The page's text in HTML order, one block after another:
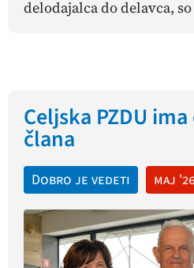
delodajalca do delavca,
Celjska PZDU
člana
Dobro je vedeti maj '26